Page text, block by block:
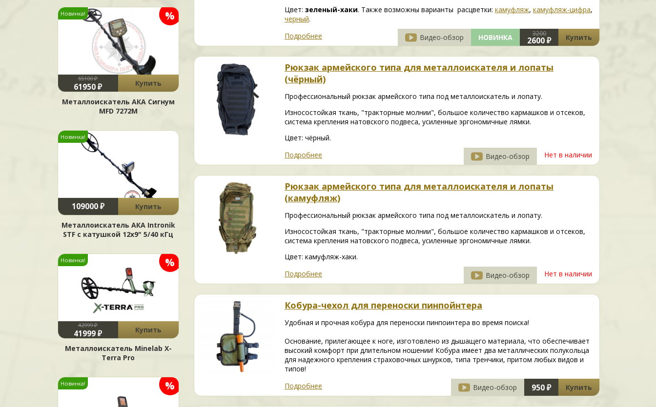
%
Новинка!
65100 ₽
61950 ₽
Купить
Металлоискатель АКА Сигнум
MFD 7272М
Новинка!
109000 ₽
Купить
Металлоискатель АКА Intronik
STF c катушкой 12x9" 5/40 кГц
%
Новинка!
42999 ₽
41999 ₽
Купить
Металлоискатель Minelab X-
Terra Pro
%
Новинка!
Цвет: зеленый-хаки. Также возможны варианты расцветки: камуфляж, камуфляж-цифра,
черный.
Подробнее
Видео-обзор НОВИНКА 3200
2600 ₽ Купить
Рюкзак армейского типа для металлоискателя и лопаты
(чёрный)
Профессиональный рюкзак армейского типа под металлоискатель и лопату.
Износостойкая ткань, "тракторные молнии", большое количество кармашков и отсеков,
система крепления натовского подвеса, усиленные эргономичные лямки.
Цвет: чёрный.
Подробнее
Видео-обзор Нет в наличии
Рюкзак армейского типа для металлоискателя и лопаты
(камуфляж)
Профессиональный рюкзак армейского типа под металлоискатель и лопату.
Износостойкая ткань, "тракторные молнии", большое количество кармашков и отсеков,
система крепления натовского подвеса, усиленные эргономичные лямки.
Цвет: камуфляж-хаки.
Подробнее
Видео-обзор Нет в наличии
Кобура-чехол для переноски пинпойнтера
Удобная и прочная кобура для переноски пинпоинтера во время поиска!
Основание, прилегающее к ноге, изготовлено из дышащего материала, что обеспечивает
высокий комфорт при длительном ношении! Кобура имеет два металлических полукольца
для надежного крепления страховочных шнурков, типа тренчики, притом любых видов и
типов!
Подробнее
Видео-обзор 950 ₽ Купить